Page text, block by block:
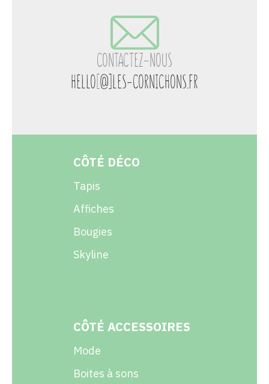
CONTACTEZ-NOUS
HELLO[@]LES-CORNICHONS.FR
CÔTÉ DÉCO
Tapis
Affiches
Bougies
Skyline
CÔTÉ ACCESSOIRES
Mode
Boites à sons